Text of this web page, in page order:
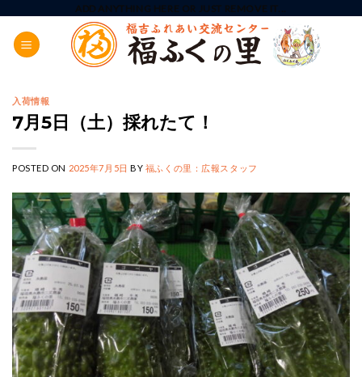
content
ADD ANYTHING HERE OR JUST REMOVE IT...
入荷情報
7月5日（土）採れたて！
POSTED ON 2025年7月5日 BY 福ふくの里：広報スタッフ